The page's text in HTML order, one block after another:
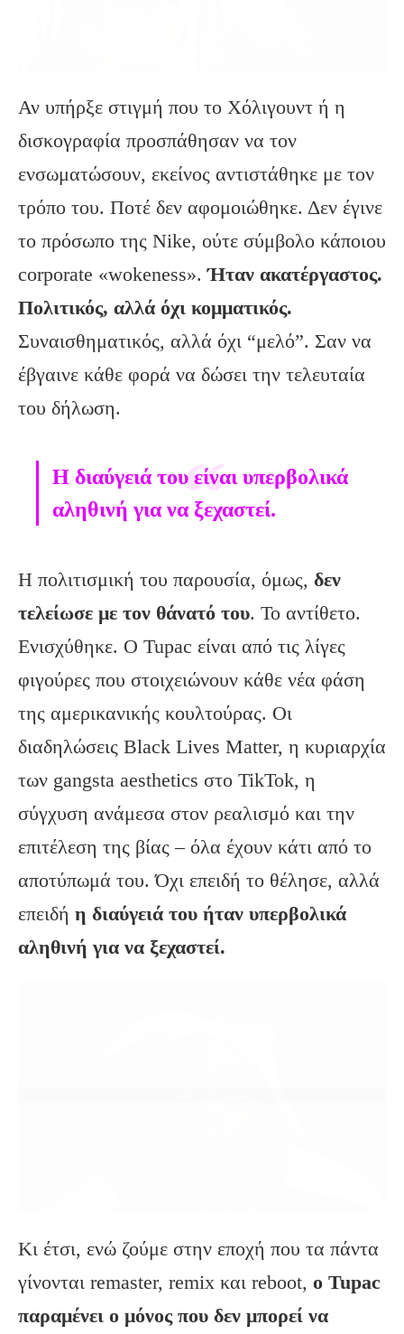
Αν υπήρξε στιγμή που το Χόλιγουντ ή η
δισκογραφία προσπάθησαν να τον
ενσωματώσουν, εκείνος αντιστάθηκε με τον
τρόπο του. Ποτέ δεν αφομοιώθηκε. Δεν έγινε
το πρόσωπο της Nike, ούτε σύμβολο κάποιου
corporate «wokeness». Ήταν ακατέργαστος.
Πολιτικός, αλλά όχι κομματικός.
Συναισθηματικός, αλλά όχι “μελό”. Σαν να
έβγαινε κάθε φορά να δώσει την τελευταία
του δήλωση.
H διαύγειά του είναι υπερβολικά
αληθινή για να ξεχαστεί.
Η πολιτισμική του παρουσία, όμως, δεν
τελείωσε με τον θάνατό του. Το αντίθετο.
Ενισχύθηκε. Ο Tupac είναι από τις λίγες
φιγούρες που στοιχειώνουν κάθε νέα φάση
της αμερικανικής κουλτούρας. Οι
διαδηλώσεις Black Lives Matter, η κυριαρχία
των gangsta aesthetics στο TikTok, η
σύγχυση ανάμεσα στον ρεαλισμό και την
επιτέλεση της βίας – όλα έχουν κάτι από το
αποτύπωμά του. Όχι επειδή το θέλησε, αλλά
επειδή η διαύγειά του ήταν υπερβολικά
αληθινή για να ξεχαστεί.
Κι έτσι, ενώ ζούμε στην εποχή που τα πάντα
γίνονται remaster, remix και reboot, ο Tupac
παραμένει ο μόνος που δεν μπορεί να